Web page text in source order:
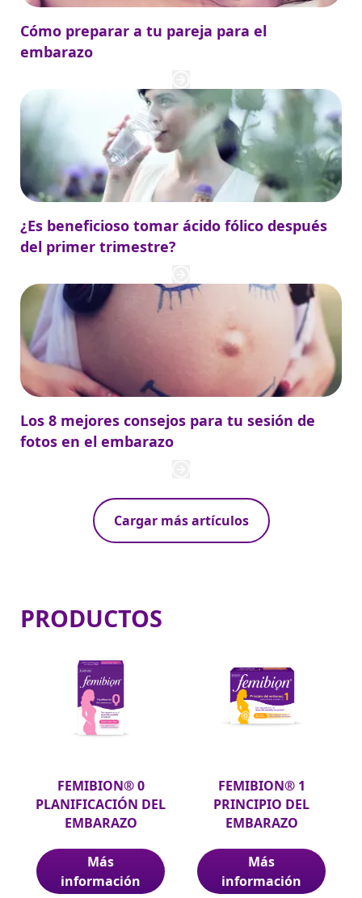
Cómo preparar a tu pareja para el
embarazo
¿Es beneficioso tomar ácido fólico después
del primer trimestre?
Los 8 mejores consejos para tu sesión de
fotos en el embarazo
Cargar más artículos
PRODUCTOS
FEMIBION® 0
PLANIFICACIÓN DEL
EMBARAZO
Más
información
FEMIBION® 1
PRINCIPIO DEL
EMBARAZO
Más
información